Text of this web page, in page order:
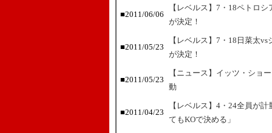
■2011/06/06
【レベルス】7・18ペトロ
が決定！
■2011/05/23
【レベルス】7・18日菜太
が決定！
■2011/05/23
【ニュース】イッツ・ショ
動
■2011/04/23
【レベルス】4・24全員が
てもKOで決める」